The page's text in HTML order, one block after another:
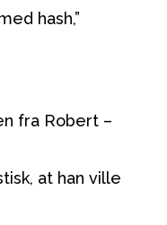
hash,”
fra Robert –
at han ville